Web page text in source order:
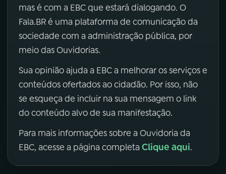
mas é com a EBC que estará dialogando. O
Fala.BR é uma plataforma de comunicação da
sociedade com a administração pública, por
meio das Ouvidorias.
Sua opinião ajuda a EBC a melhorar os serviços e
conteúdos ofertados ao cidadão. Por isso, não
se esqueça de incluir na sua mensagem o link
do conteúdo alvo de sua manifestação.
Para mais informações sobre a Ouvidoria da
EBC, acesse a página completa Clique aqui.